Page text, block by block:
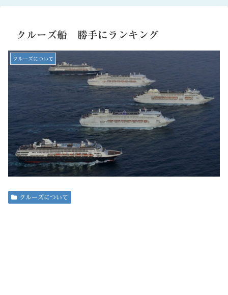
クルーズ船 勝手にランキング
クルーズについて
クルーズについて